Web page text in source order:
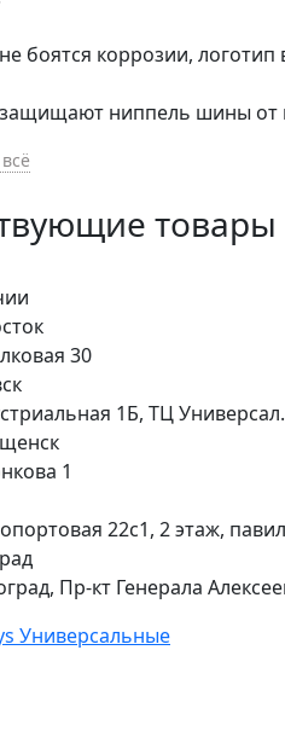
боятся коррозии,
ниппель шины от
для автомобилей,
перед использованием
в качестве подарка
: 4 колпачка на ниппель
черный
товары
30
1Б, ТЦ
1
22с1, 2 этаж,
Пр-кт Генерала
Универсальные